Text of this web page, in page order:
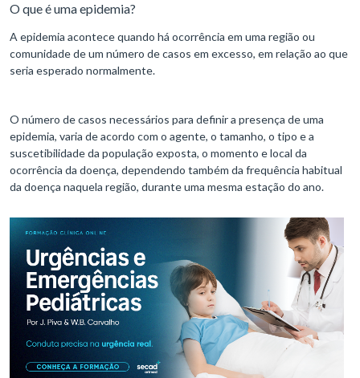
O que é uma epidemia?
A epidemia acontece quando há ocorrência em uma região ou
comunidade de um número de casos em excesso, em relação ao que
seria esperado normalmente.
O número de casos necessários para definir a presença de uma
epidemia, varia de acordo com o agente, o tamanho, o tipo e a
suscetibilidade da população exposta, o momento e local da
ocorrência da doença, dependendo também da frequência habitual
da doença naquela região, durante uma mesma estação do ano.